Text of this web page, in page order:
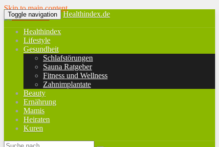
Skip to main content
Toggle navigation Healthindex.de
Healthindex
Lifestyle
Gesundheit
Schlafstörungen
Sauna Ratgeber
Fitness und Wellness
Zahnimplantate
Beauty
Ernährung
Mamis
Heiraten
Kuren